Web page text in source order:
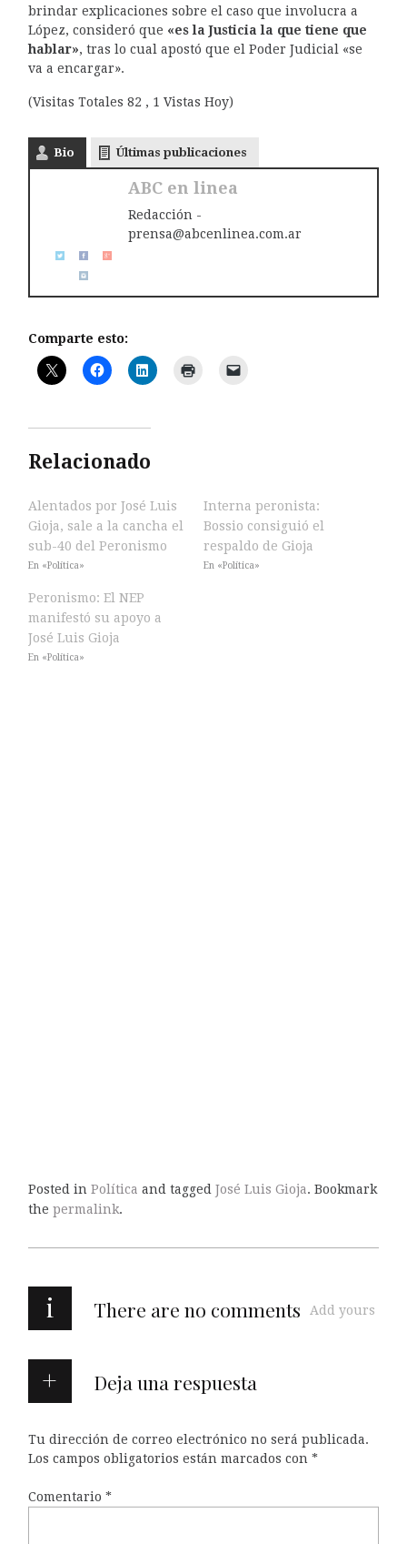
brindar explicaciones sobre el caso que involucra a
López, consideró que «es la Justicia la que tiene que
hablar», tras lo cual apostó que el Poder Judicial «se
va a encargar».
(Visitas Totales 82 , 1 Vistas Hoy)
Bio Últimas publicaciones
ABC en linea
Redacción -
prensa@abcenlinea.com.ar
Comparte esto:
Relacionado
Alentados por José Luis
Gioja, sale a la cancha el
sub-40 del Peronismo
En «Política»
Interna peronista:
Bossio consiguió el
respaldo de Gioja
En «Política»
Peronismo: El NEP
manifestó su apoyo a
José Luis Gioja
En «Política»
Posted in Política and tagged José Luis Gioja. Bookmark
the permalink.
i There are no comments Add yours
Deja una respuesta
Tu dirección de correo electrónico no será publicada.
Los campos obligatorios están marcados con *
Comentario *